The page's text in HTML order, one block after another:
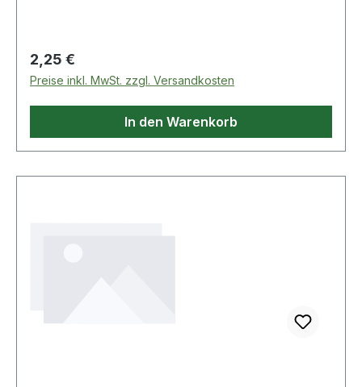
Regulärer Preis:
2,25 €
Preise inkl. MwSt. zzgl. Versandkosten
In den Warenkorb